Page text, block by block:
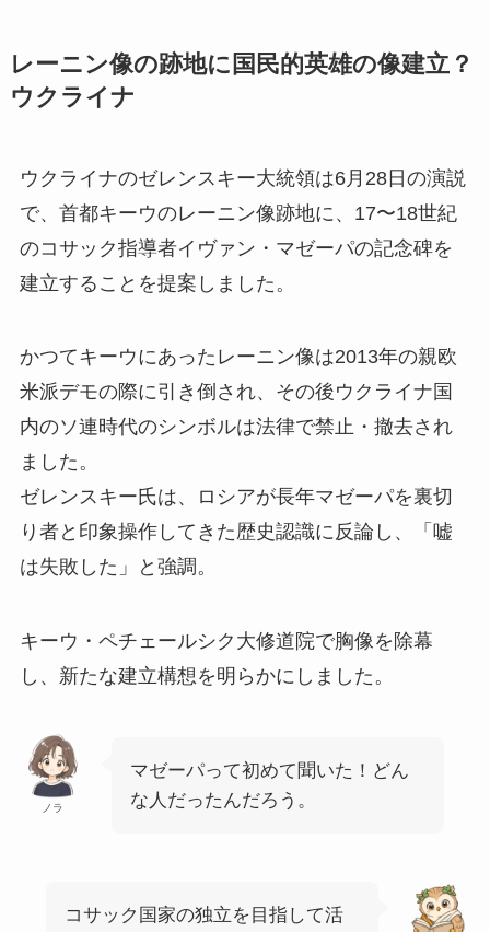
レーニン像の跡地に国民的英雄の像建立？
ウクライナ
ウクライナのゼレンスキー大統領は6月28日の演説
で、首都キーウのレーニン像跡地に、17〜18世紀
のコサック指導者イヴァン・マゼーパの記念碑を
建立することを提案しました。
かつてキーウにあったレーニン像は2013年の親欧
米派デモの際に引き倒され、その後ウクライナ国
内のソ連時代のシンボルは法律で禁止・撤去され
ました。
ゼレンスキー氏は、ロシアが長年マゼーパを裏切
り者と印象操作してきた歴史認識に反論し、「嘘
は失敗した」と強調。
キーウ・ペチェールシク大修道院で胸像を除幕
し、新たな建立構想を明らかにしました。
ノラ
マゼーパって初めて聞いた！どん
な人だったんだろう。
コサック国家の独立を目指して活